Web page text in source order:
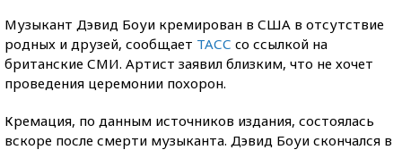
Музыкант Дэвид Боуи кремирован в США в отсутствие
родных и друзей, сообщает ТАСС cо ссылкой на
британские СМИ. Артист заявил близким, что не хочет
проведения церемонии похорон.
Кремация, по данным источников издания, состоялась
вскоре после смерти музыканта. Дэвид Боуи скончался в